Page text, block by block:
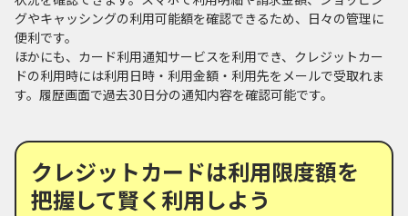
グやキャッシングの利用可能額を確認できるため、日々の管理に
便利です。
ほかにも、カード利用通知サービスを利用でき、クレジットカー
ドの利用時には利用日時・利用金額・利用先をメールで受取れま
す。履歴画面で過去30日分の通知内容を確認可能です。
クレジットカードは利用限度額を
把握して賢く利用しよう